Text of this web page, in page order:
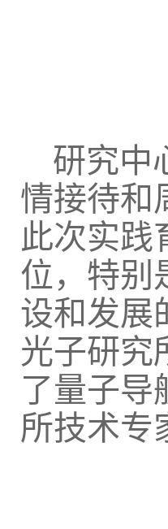
研究中
情接待和
此次实践
位，特别
设和发展
光子研究
了量子导
所技术专